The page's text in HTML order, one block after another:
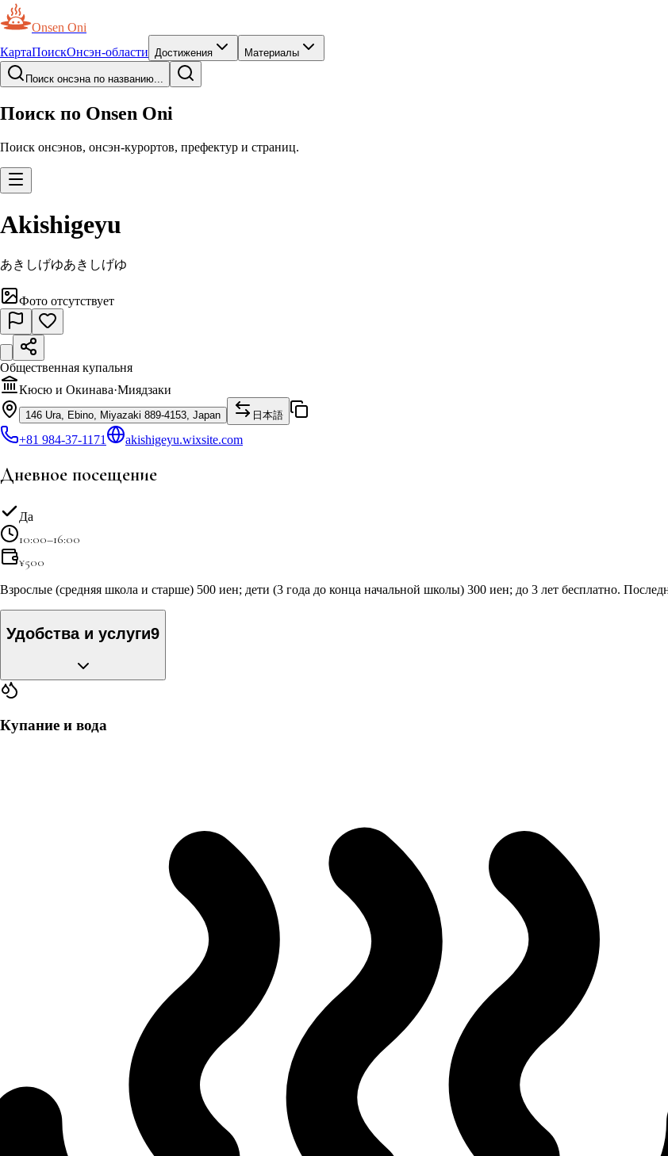
Onsen Oni
КартаПоискОнсэн-области Достижения Материалы
Поиск онсэна по названию...
Поиск по Onsen Oni
Поиск онсэнов, онсэн-курортов, префектур и страниц.
Akishigeyu
あきしげゆあきしげゆ
Фото отсутствует
Общественная купальня
Кюсю и Окинава·Миядзаки
146 Ura, Ebino, Miyazaki 889-4153, Japan 日本語
+81 984-37-1171 akishigeyu.wixsite.com
Дневное посещение
Да
10:00–16:00
¥500
Взрослые (средняя школа и старше) 500 иен; дети (3 года до конца начальной школы) 300 иен; до 3 лет бесплатно.
Удобства и услуги9
Купание и вода